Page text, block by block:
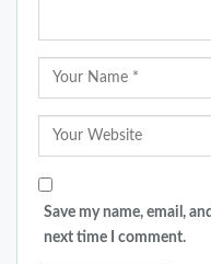
Save my name, email,
next time I comment.